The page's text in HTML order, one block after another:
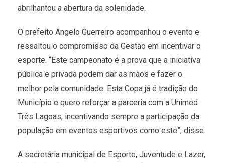
abrilhantou a abertura da solenidade.
O prefeito Angelo Guerreiro acompanhou o evento e
ressaltou o compromisso da Gestão em incentivar o
esporte. “Este campeonato é a prova que a iniciativa
pública e privada podem dar as mãos e fazer o
melhor pela comunidade. Esta Copa já é tradição do
Município e quero reforçar a parceria com a Unimed
Três Lagoas, incentivando sempre a participação da
população em eventos esportivos como este”, disse.
A secretária municipal de Esporte, Juventude e Lazer,